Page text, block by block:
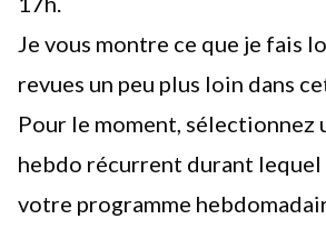
Je vous montre ce que je fais
revues un peu plus loin dans
Pour le moment, sélectionnez
hebdo récurrent durant lequel
votre programme